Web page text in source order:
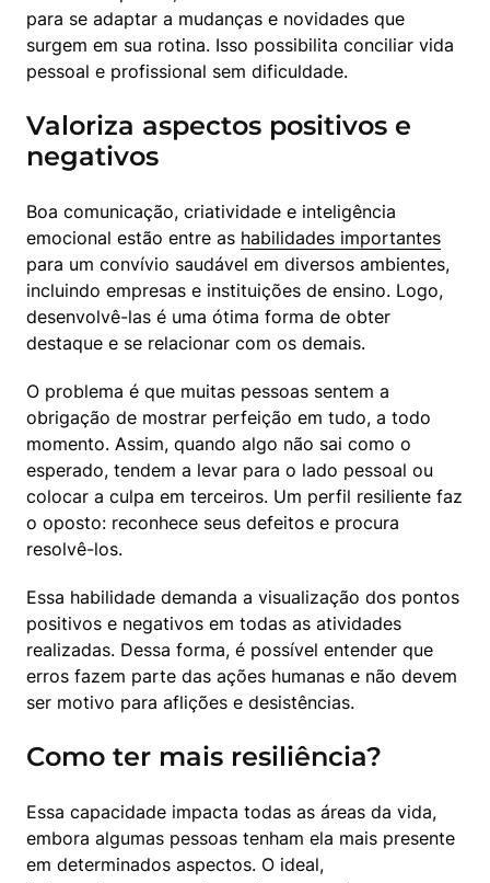
para se adaptar a mudanças e novidades que
surgem em sua rotina. Isso possibilita conciliar vida
pessoal e profissional sem dificuldade.
Valoriza aspectos positivos e
negativos
Boa comunicação, criatividade e inteligência
emocional estão entre as habilidades importantes
para um convívio saudável em diversos ambientes,
incluindo empresas e instituições de ensino. Logo,
desenvolvê-las é uma ótima forma de obter
destaque e se relacionar com os demais.
O problema é que muitas pessoas sentem a
obrigação de mostrar perfeição em tudo, a todo
momento. Assim, quando algo não sai como o
esperado, tendem a levar para o lado pessoal ou
colocar a culpa em terceiros. Um perfil resiliente faz
o oposto: reconhece seus defeitos e procura
resolvê-los.
Essa habilidade demanda a visualização dos pontos
positivos e negativos em todas as atividades
realizadas. Dessa forma, é possível entender que
erros fazem parte das ações humanas e não devem
ser motivo para aflições e desistências.
Como ter mais resiliência?
Essa capacidade impacta todas as áreas da vida,
embora algumas pessoas tenham ela mais presente
em determinados aspectos. O ideal,